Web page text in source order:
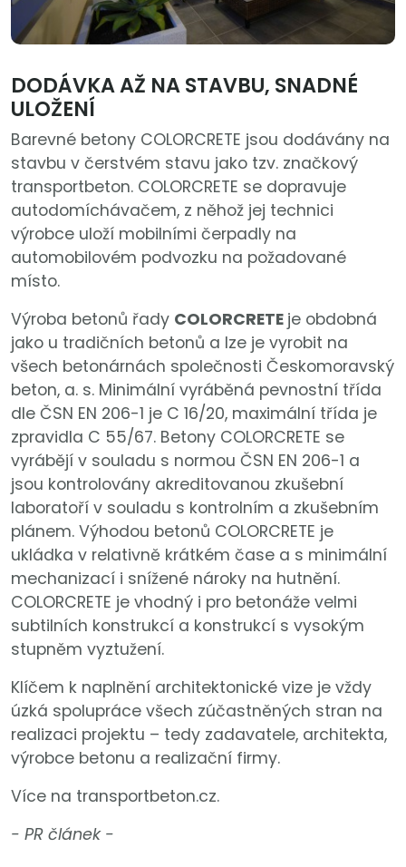
DODÁVKA AŽ NA STAVBU, SNADNÉ
ULOŽENÍ
Barevné betony COLORCRETE jsou dodávány na
stavbu v čerstvém stavu jako tzv. značkový
transportbeton. COLORCRETE se dopravuje
autodomíchávačem, z něhož jej technici
výrobce uloží mobilními čerpadly na
automobilovém podvozku na požadované
místo.
Výroba betonů řady COLORCRETE je obdobná
jako u tradičních betonů a lze je vyrobit na
všech betonárnách společnosti Českomoravský
beton, a. s. Minimální vyráběná pevnostní třída
dle ČSN EN 206-1 je C 16/20, maximální třída je
zpravidla C 55/67. Betony COLORCRETE se
vyrábějí v souladu s normou ČSN EN 206-1 a
jsou kontrolovány akreditovanou zkušební
laboratoří v souladu s kontrolním a zkušebním
plánem. Výhodou betonů COLORCRETE je
ukládka v relativně krátkém čase a s minimální
mechanizací i snížené nároky na hutnění.
COLORCRETE je vhodný i pro betonáže velmi
subtilních konstrukcí a konstrukcí s vysokým
stupněm vyztužení.
Klíčem k naplnění architektonické vize je vždy
úzká spolupráce všech zúčastněných stran na
realizaci projektu – tedy zadavatele, architekta,
výrobce betonu a realizační firmy.
Více na transportbeton.cz.
- PR článek -